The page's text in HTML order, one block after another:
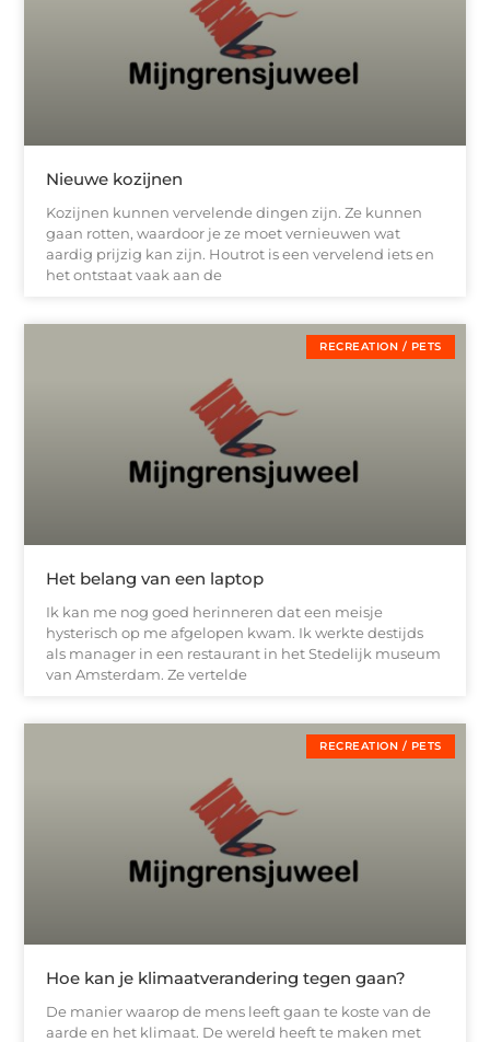
Nieuwe kozijnen
Kozijnen kunnen vervelende dingen zijn. Ze kunnen
gaan rotten, waardoor je ze moet vernieuwen wat
aardig prijzig kan zijn. Houtrot is een vervelend iets en
het ontstaat vaak aan de
RECREATION / PETS
Het belang van een laptop
Ik kan me nog goed herinneren dat een meisje
hysterisch op me afgelopen kwam. Ik werkte destijds
als manager in een restaurant in het Stedelijk museum
van Amsterdam. Ze vertelde
RECREATION / PETS
Hoe kan je klimaatverandering tegen gaan?
De manier waarop de mens leeft gaan te koste van de
aarde en het klimaat. De wereld heeft te maken met